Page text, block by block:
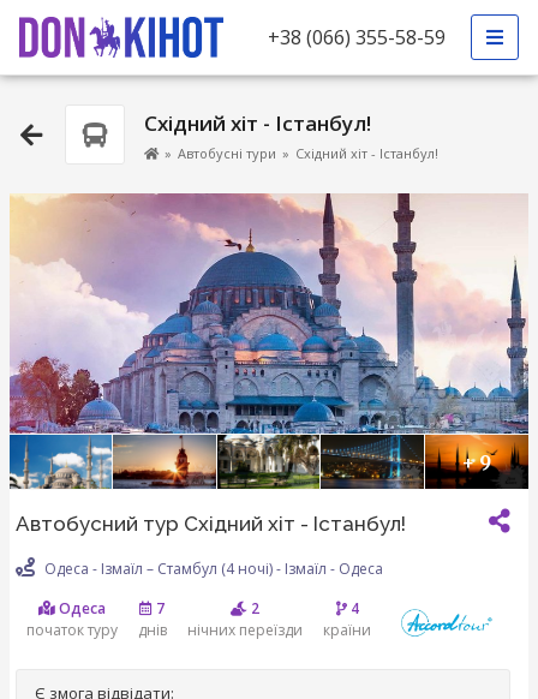
+38 (066) 355-58-59
Східний хіт - Істанбул!
» Автобусні тури » Східний хіт - Істанбул!
+ 9
Автобусний тур Східний хіт - Істанбул!
Одеса - Ізмаїл – Стамбул (4 ночі) - Ізмаїл - Одеса
Одеса
початок туру
7
днів
2
нічних переїзди
4
країни
Є змога відвідати: